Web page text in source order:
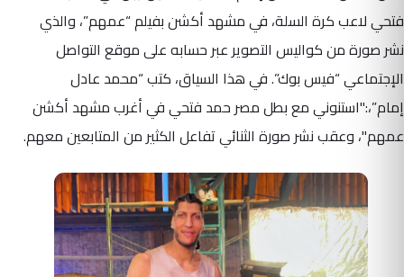
فتحي لاعب كرة السلة، في مشهد أكشن بفيلم “عمهم”، والذي
نشر صورة من كواليس التصوير عبر حسابه على موقع التواصل
الإجتماعي “فيس بوك”. في هذا السياق، كتب “محمد عادل
إمام”،:"استنوني مع بطل مصر حمد فتحي في أغرب مشهد أكشن
عمهم"، وعقب نشر صورة الثنائي تفاعل الكثير من المتابعين معهم.